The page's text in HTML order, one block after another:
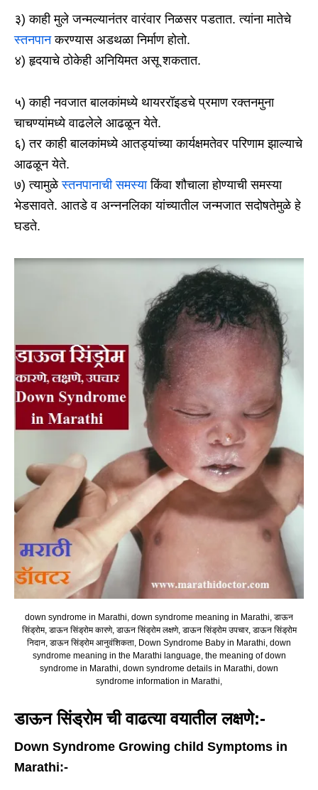
३) काही मुले जन्मल्यानंतर वारंवार निळसर पडतात. त्यांना मातेचे
स्तनपानकरण्यास अडथळा निर्माण होतो.
४) हृदयाचे ठोकेही अनियिमत असू शकतात.
५) काही नवजात बालकांमध्ये थायररॉइडचे प्रमाण रक्तनमुना
चाचण्यांमध्ये वाढलेले आढळून येते.
६) तर काही बालकांमध्ये आतड्यांच्या कार्यक्षमतेवर परिणाम झाल्याचे
आढळून येते.
७) त्यामुळेस्तनपानाची समस्याकिंवा शौचाला होण्याची समस्या
भेडसावते. आतडे व अन्ननलिका यांच्यातील जन्मजात सदोषतेमुळे हे
घडते.
down syndrome in Marathi, down syndrome meaning in Marathi, डाऊन
सिंड्रोम, डाऊन सिंड्रोम कारणे, डाऊन सिंड्रोम लक्षणे, डाऊन सिंड्रोम उपचार, डाऊन सिंड्रोम
निदान, डाऊन सिंड्रोम आनुवंशिकता, Down Syndrome Baby in Marathi, down
syndrome meaning in the Marathi language, the meaning of down
syndrome in Marathi, down syndrome details in Marathi, down
syndrome information in Marathi,
डाऊन सिंड्रोम ची वाढत्या वयातील लक्षणे:-
Down Syndrome Growing child Symptoms in
Marathi:-